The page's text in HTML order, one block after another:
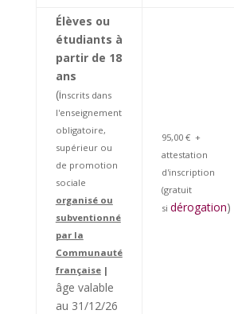
Élèves ou
étudiants à
partirde 18
ans
(inscrits dans
l'enseignement
obligatoire,
supérieur ou
de promotion
sociale
organisé ou
subventionné
par la
Communauté
française|
âge valable
au 31/12/26
95,00 € +
attestation
d'inscription
(gratuit
si dérogation)